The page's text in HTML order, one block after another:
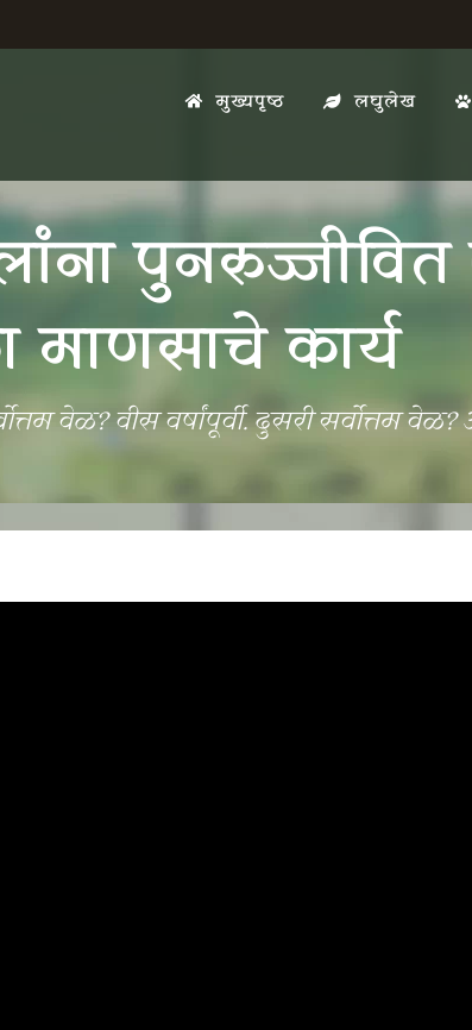
मुख्यपृष्ठ लघुलेख
पुनरुज्जीवित
माणसाचे कार्य
वेळ? वीस वर्षांपूर्वी. दुसरी सर्वोत्तम